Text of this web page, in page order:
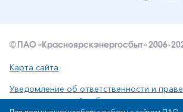
© ПАО «Красноярскэнергосбыт» 2006-
Карта сайта
Уведомление об ответственности и праве
интеллектуальной собственности